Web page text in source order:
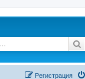
Регистрация